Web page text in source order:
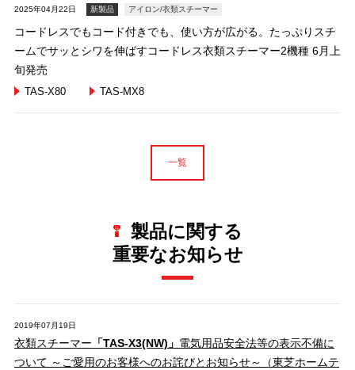
2025年04月22日 新製品 アイロン/衣類スチーマー
コードレスでもコード付きでも、使い方が広がる。たっぷりスチ
ームでサッとシワを伸ばすコードレス衣類スチーマー2機種 6月上
旬発売
TAS-X80 TAS-MX8
一覧
製品に関する
重要なお知らせ
2019年07月19日
衣類スチーマー 「TAS-X3(NW)」 電気用品安全法等の表示不備に
ついて ～ご愛用のお客様へのお詫びとお知らせ～（東芝ホームテ